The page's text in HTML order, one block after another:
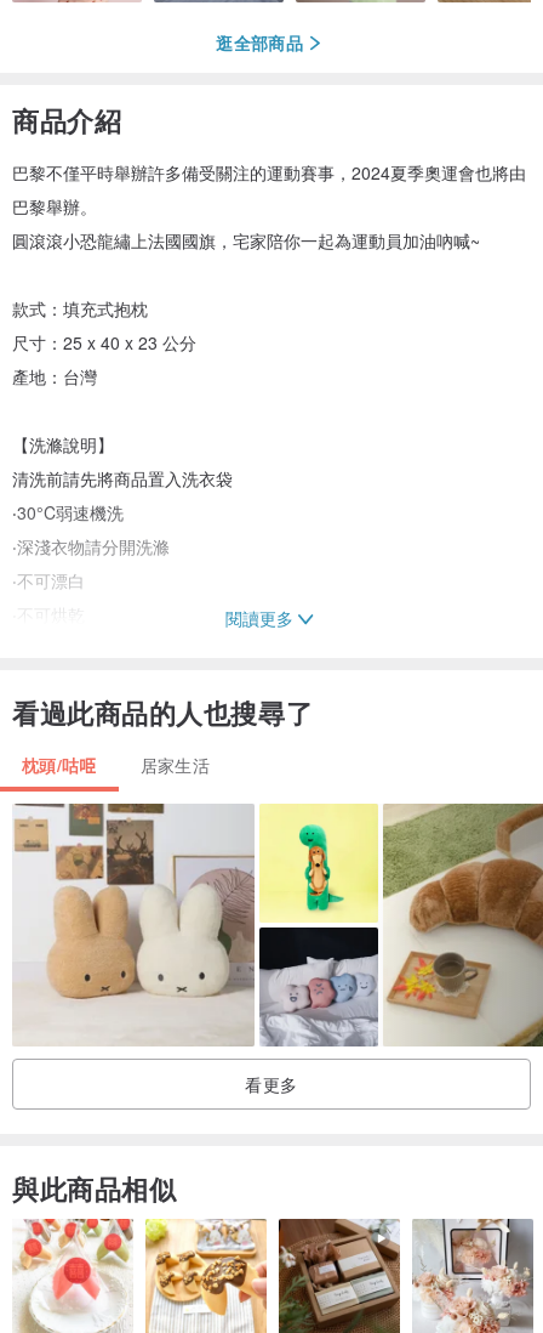
逛全部商品
商品介紹
巴黎不僅平時舉辦許多備受關注的運動賽事，2024夏季奧運會也將由
巴黎舉辦。
圓滾滾小恐龍繡上法國國旗，宅家陪你一起為運動員加油吶喊~
款式：填充式抱枕
尺寸：25 x 40 x 23 公分
產地：台灣
【洗滌說明】
清洗前請先將商品置入洗衣袋
‧30°C弱速機洗
‧深淺衣物請分開洗滌
‧不可漂白
‧不可烘乾
‧顏色如圖示，網頁產品因拍攝關係，與實品略有差異，實品顏色更
‧所有商品均為新品，消費者收到商品請先行檢查，符合後再將吊牌剪
下，如有下水或污損短缺，此為個人衛生用品，經使用過後恕不接受
退換貨。
閱讀更多
看過此商品的人也搜尋了
枕頭/咕𠱸 居家生活
看更多
與此商品相似